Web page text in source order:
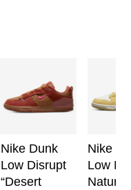
Nike Dunk
Low Disrupt
“Desert
Nike
Low
Nature